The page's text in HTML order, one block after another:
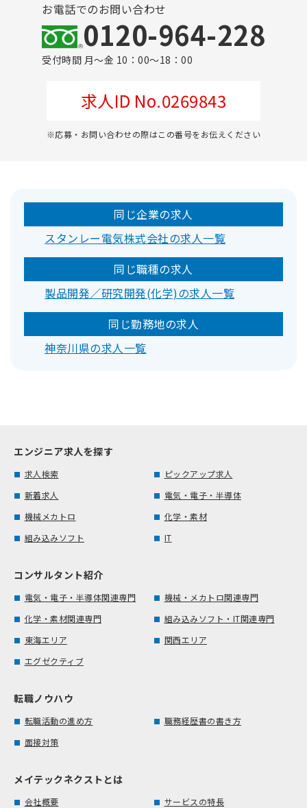
お電話でのお問い合わせ
0120-964-228
受付時間 月～金 10：00～18：00
求人ID No.0269843
※応募・お問い合わせの際はこの番号をお伝えください
同じ企業の求人
スタンレー電気株式会社の求人一覧
同じ職種の求人
製品開発／研究開発(化学)の求人一覧
同じ勤務地の求人
神奈川県の求人一覧
エンジニア求人を探す
求人検索
ピックアップ求人
新着求人
電気・電子・半導体
機械メカトロ
化学・素材
組み込みソフト
IT
コンサルタント紹介
電気・電子・半導体関連専門
機械・メカトロ関連専門
化学・素材関連専門
組み込みソフト・IT関連専門
東海エリア
関西エリア
エグゼクティブ
転職ノウハウ
転職活動の進め方
職務経歴書の書き方
面接対策
メイテックネクストとは
会社概要 サービスの特長